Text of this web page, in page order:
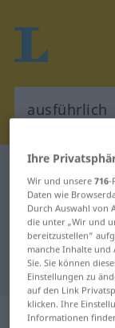
Deutsch-
Deutsch-
Ihre
Wir und unsere 716-
Daten wie
Durch Auswahl von
die unter „Wir und
bereitzustellen“
manche Inhalte und
Sie. Sie können
Einstellungen zu
auf den Link
klicken. Ihre
Informationen